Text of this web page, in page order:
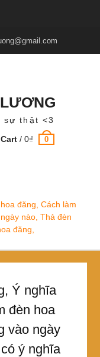
thật <3
/0₫ 0
đăng, Cách làm
nào, Thả đèn
đăng,
Ý nghĩa
đèn hoa
vào ngày
ý nghĩa